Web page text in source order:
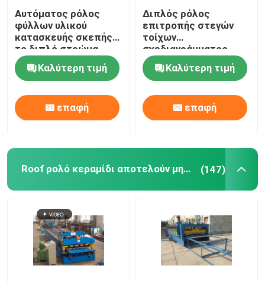
Βοηθητικός εξοπλισμός
Αυτόματος ρόλος
φύλλων υλικού
κατασκευής σκεπής
το διπλό στρώμα
μηχανών που
ζαρώνουν που
διαμορφώνει και IBR
Καλύτερη τιμή
επαφή
Διπλός ρόλος
επιτροπής στεγών
τοίχων
σχεδιαγράμματος
γεφυρών που
διαμορφώνει τον
υδραυλικό τύπο
μηχανών
Καλύτερη τιμή
επαφή
Roof ρολό κεραμίδι αποτελούν μηχανή (147)